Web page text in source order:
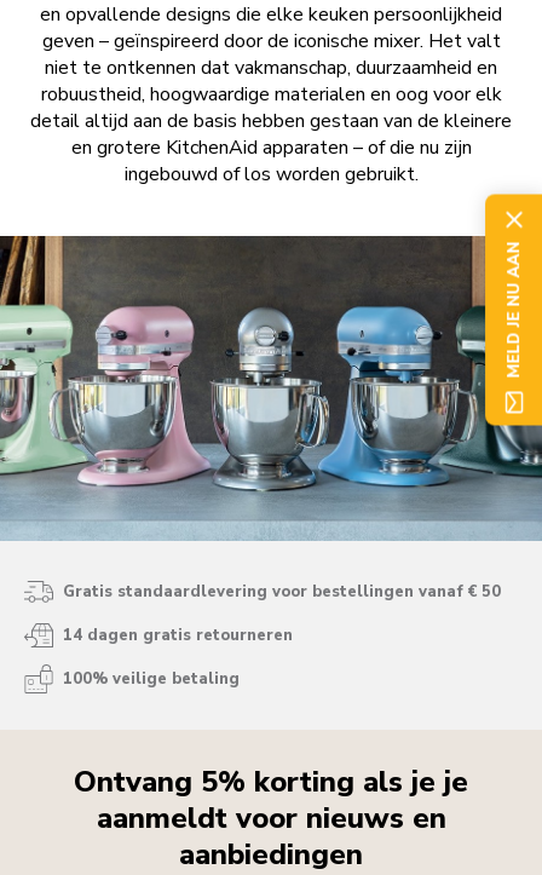
en opvallende designs die elke keuken persoonlijkheid
geven – geïnspireerd door de iconische mixer. Het valt
niet te ontkennen dat vakmanschap, duurzaamheid en
robuustheid, hoogwaardige materialen en oog voor elk
detail altijd aan de basis hebben gestaan van de kleinere
en grotere KitchenAid apparaten – of die nu zijn
ingebouwd of los worden gebruikt.
Gratis standaardlevering voor bestellingen vanaf € 50
14 dagen gratis retourneren
100% veilige betaling
Ontvang 5% korting als je je
aanmeldt voor nieuws en
aanbiedingen
MELD JE NU AAN